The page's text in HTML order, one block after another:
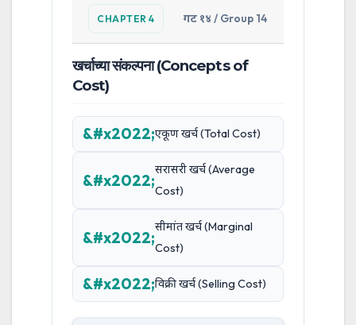
CHAPTER 4 गट १४ / Group 14
खर्चाच्या संकल्पना (Concepts of
Cost)
एकूण खर्च (Total Cost)
सरासरी खर्च (Average
Cost)
सीमांत खर्च (Marginal
Cost)
विक्री खर्च (Selling Cost)